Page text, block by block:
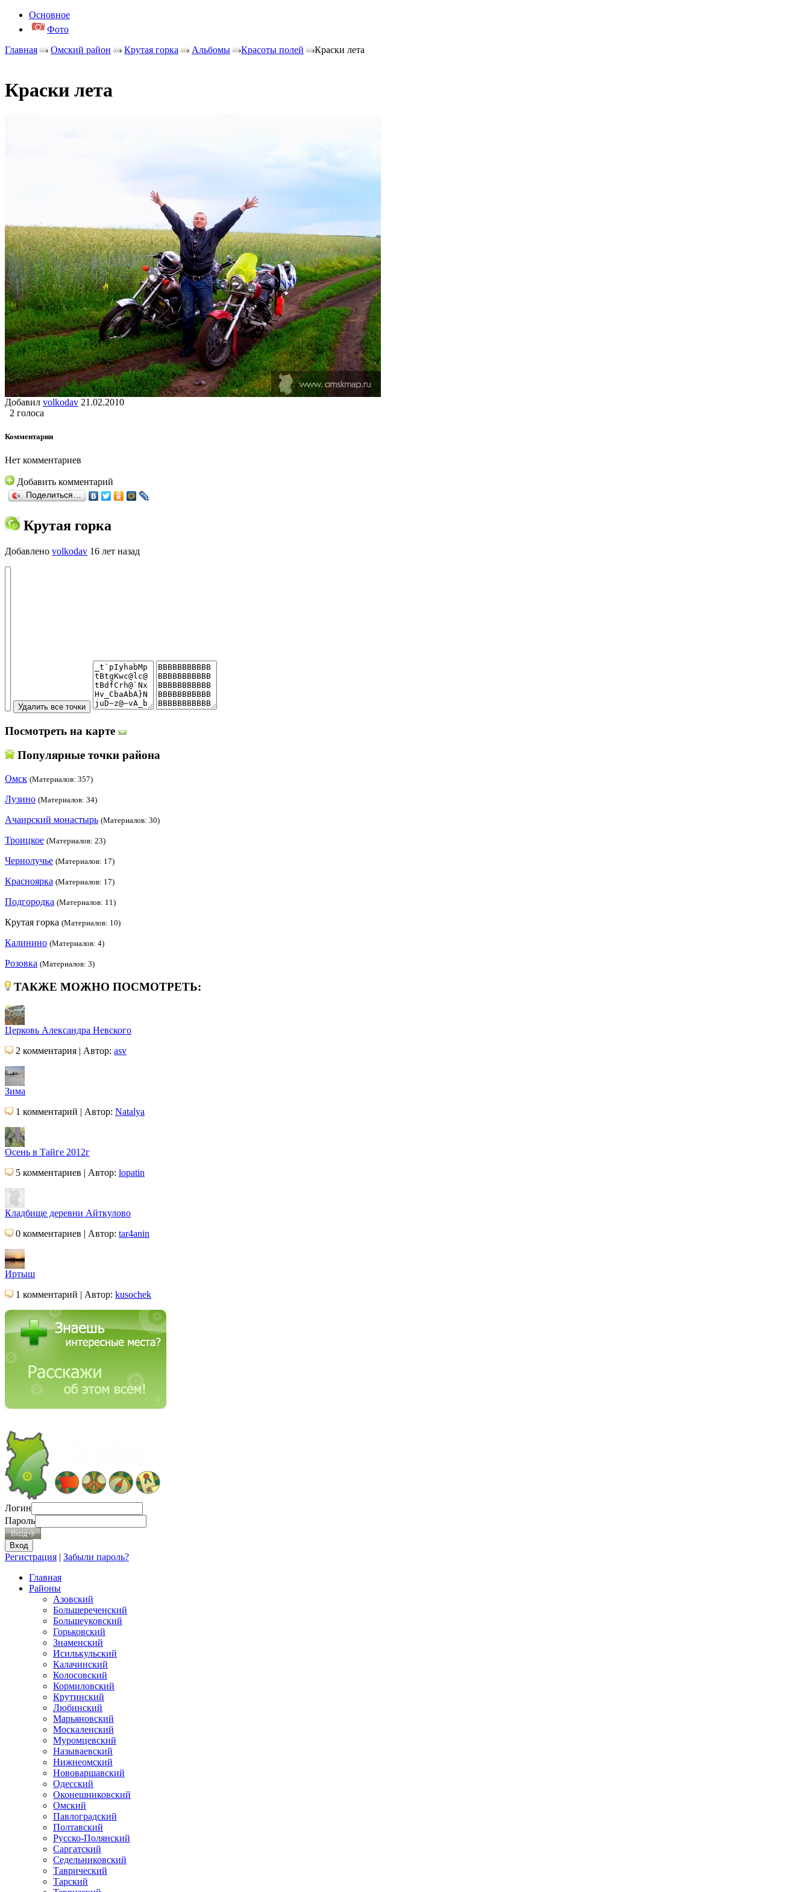
Основное
Фото
Главная
Омский район Крутая горка Альбомы Красоты полей Краски лета
Краски лета
Добавил volkodav 21.02.2010
2 голоса
Комментарии
Нет комментариев
Добавить комментарий
Поделиться…
Крутая горка
Добавлено volkodav 16 лет назад
Посмотреть на карте
Популярные точки района
Омск (Материалов: 357)
Лузино (Материалов: 34)
Ачаирский монастырь (Материалов: 30)
Троицкое (Материалов: 23)
Чернолучье (Материалов: 17)
Красноярка (Материалов: 17)
Подгородка (Материалов: 11)
Крутая горка (Материалов: 10)
Калинино (Материалов: 4)
Розовка (Материалов: 3)
ТАКЖЕ МОЖНО ПОСМОТРЕТЬ:
Церковь Александра Невского
2 комментария | Автор: asv
Зима
1 комментарий | Автор: Natalya
Осень в Тайге 2012г
5 комментариев | Автор: lopatin
Кладбище деревни Айткулово
0 комментариев | Автор: tar4anin
Иртыш
1 комментарий | Автор: kusochek
Логин
Пароль
Регистрация | Забыли пароль?
Главная
Районы
Азовский
Большереченский
Большеуковский
Горьковский
Знаменский
Исилькульский
Калачинский
Колосовский
Кормиловский
Крутинский
Любинский
Марьяновский
Москаленский
Муромцевский
Называевский
Нижнеомский
Нововаршавский
Одесский
Оконешниковский
Омский
Павлоградский
Полтавский
Русско-Полянский
Саргатский
Седельниковский
Таврический
Тарский